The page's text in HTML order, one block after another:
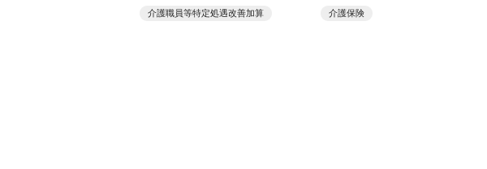
介護職員等特定処遇改善加算 介護保険